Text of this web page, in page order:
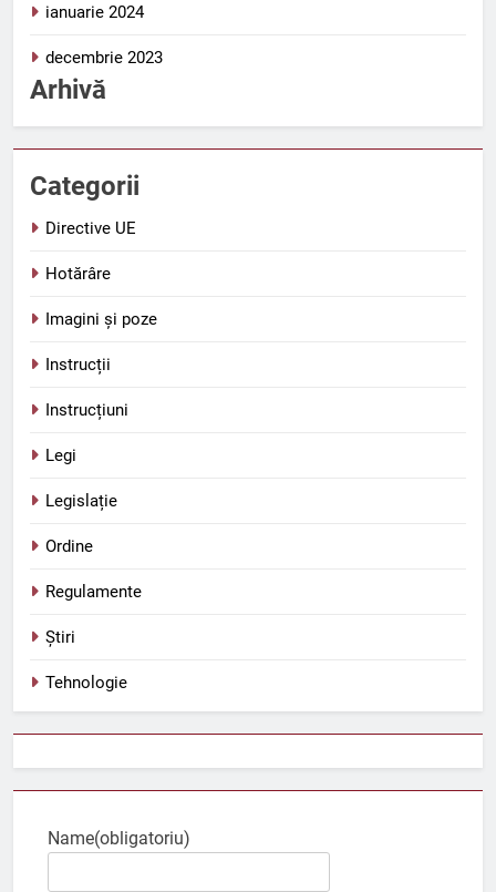
ianuarie 2024
decembrie 2023
Arhivă
Categorii
Directive UE
Hotărâre
Imagini și poze
Instrucții
Instrucțiuni
Legi
Legislație
Ordine
Regulamente
Știri
Tehnologie
Name(obligatoriu)